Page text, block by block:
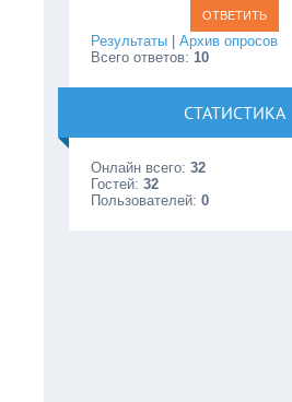
Результаты |Архив опросов
Всего ответов:10
СТАТИСТИКА
Онлайн всего:32
Гостей:32
Пользователей:0